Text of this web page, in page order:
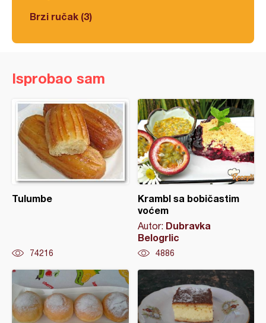
Brzi ručak (3)
Isprobao sam
Tulumbe
74216
Krambl sa bobičastim
voćem
Autor: Dubravka
Belogrlic
4886